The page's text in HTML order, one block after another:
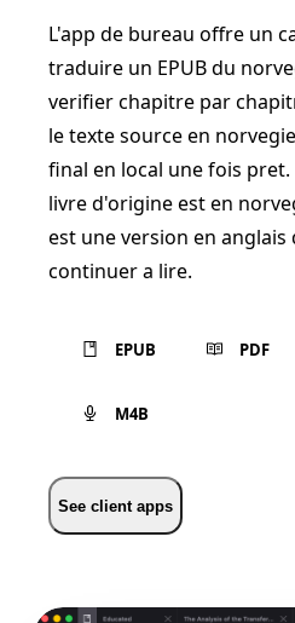
L'app de bureau offre un
traduire un EPUB du
verifier chapitre par
le texte source en
final en local une fois
livre d'origine est en
est une version en
continuer a lire.
EPUB PDF
M4B
See client apps